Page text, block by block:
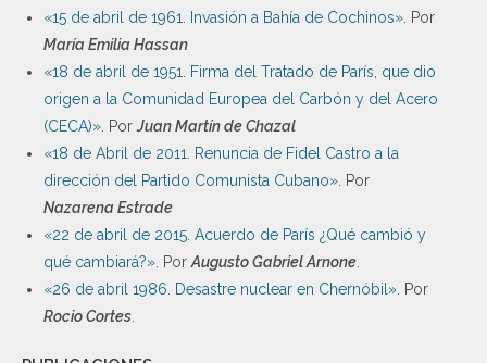
«15 de abril de 1961. Invasión a Bahía de Cochinos». Por
María Emilia Hassan
«18 de abril de 1951. Firma del Tratado de París, que dio
origen a la Comunidad Europea del Carbón y del Acero
(CECA)». PorJuan Martín de Chazal
«18 de Abril de 2011. Renuncia de Fidel Castro a la
dirección del Partido Comunista Cubano». Por
Nazarena Estrade
«22 de abril de 2015. Acuerdo de París ¿Qué cambió y
qué cambiará?». Por Augusto Gabriel Arnone
«26 de abril 1986. Desastre nuclear en Chernóbil». Por
Rocio Cortes